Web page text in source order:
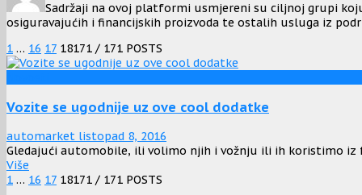
Sadržaji na ovoj platformi usmjereni su ciljnoj grupi
osiguravajućih i financijskih proizvoda te ostalih usluga iz
1 … 16 17 18171 / 171 POSTS
Vozite se ugodnije uz ove cool dodatke
automarket listopad 8, 2016
Gledajući automobile, ili volimo njih i vožnju ili ih koristimo iz
Više
1 … 16 17 18171 / 171 POSTS